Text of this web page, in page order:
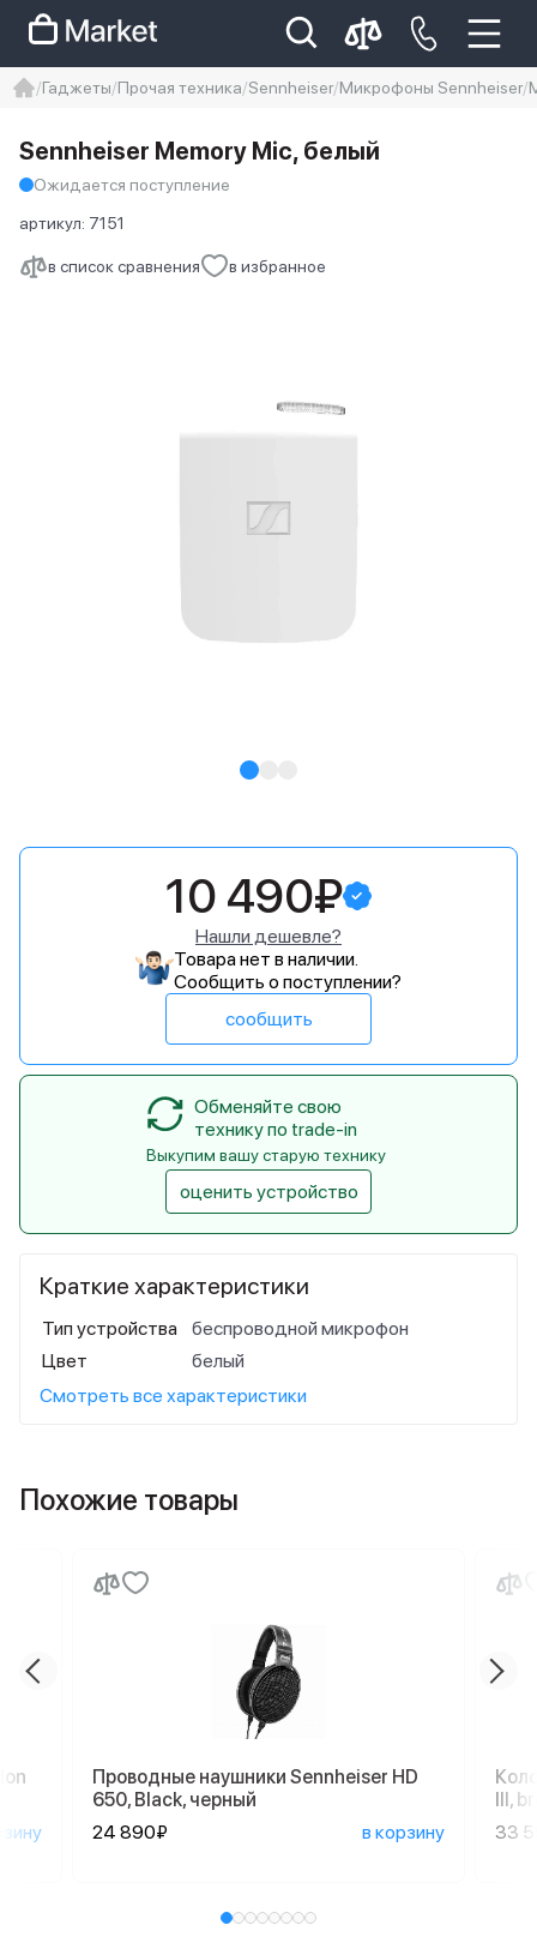
Iphone 14 pro max
айфон 14
Гаджеты Прочая техника Sennheiser Микрофоны Sennheiser
в список сравнения в избранное
Sennheiser Memory Mic, белый
Ожидается поступление
артикул: 7151
Краткие характеристики
Тип устройства
беспроводной микрофон
Цвет
белый
Смотреть все характеристики
10 490₽
Нашли дешевле?
Товара нет в наличии.
Сообщить о поступлении?
сообщить
Обменяйте свою
технику по trade-in
Выкупим вашу старую технику
оценить устройство
Похожие товары
Проводные наушники Sennheiser HD
650, Black, черный
24 890₽
в корзину
III,
33